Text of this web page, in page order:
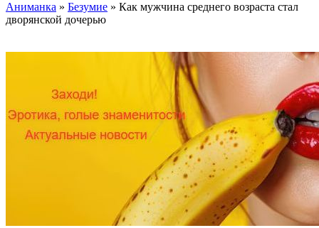
Аниманка » Безумие » Как мужчина среднего возраста стал
дворянской дочерью